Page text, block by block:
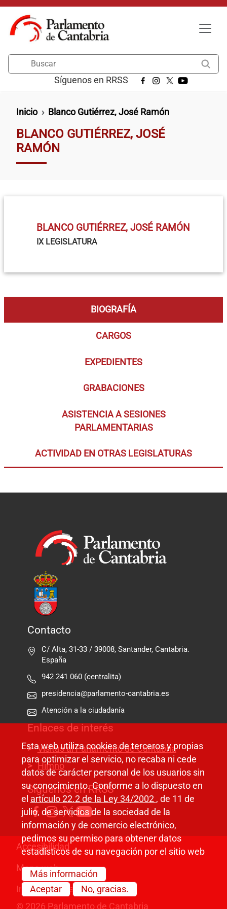
Pasar al contenido principal
Síguenos en RRSS
Ruta de navegación
Inicio Blanco Gutiérrez, José Ramón
BLANCO GUTIÉRREZ, JOSÉ
RAMÓN
BLANCO GUTIÉRREZ, JOSÉ RAMÓN
IX LEGISLATURA
BIOGRAFÍA
CARGOS
EXPEDIENTES
GRABACIONES
ASISTENCIA A SESIONES
PARLAMENTARIAS
ACTIVIDAD EN OTRAS LEGISLATURAS
Contacto
C/ Alta, 31-33 / 39008, Santander, Cantabria.
España
942 241 060 (centralita)
presidencia@parlamento-cantabria.es
Atención a la ciudadanía
Enlaces de interés
Visitas al Parlamento de Cantabria
Himno
Síguenos en RRSS
Pie de página
Accesibilidad
Mapa web
Información legal
© 2026 Parlamento de Cantabria
Esta web utiliza cookies de terceros y propias
para optimizar el servicio, no recaba ni cede
datos de carácter personal de los usuarios sin
su conocimiento. Conforme a lo dispuesto en
el artículo 22.2 de la Ley 34/2002 , de 11 de
julio, de servicios de la sociedad de la
información y de comercio electrónico,
pedimos su permiso para obtener datos
estadísticos de su navegación por el sitio web
Más información
Aceptar
No, gracias.